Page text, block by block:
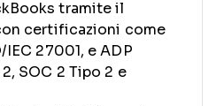
tramite il
certificazioni come
IEC 27001, e ADP
SOC 2 Tipo 2 e